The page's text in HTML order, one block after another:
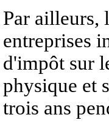
Par ailleurs,
entreprises
d'impôt sur
physique et
trois ans